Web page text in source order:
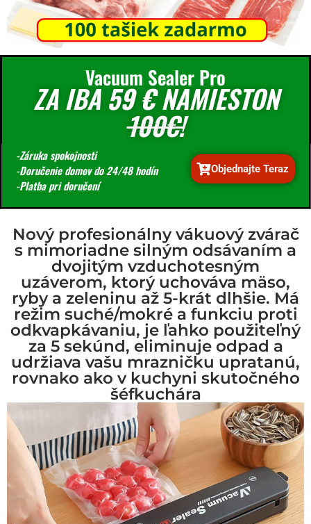
Vacuum Sealer Pro
ZA IBA59 €NAMIESTON
100€!
-Záruka spokojnosti
-Doručenie domov do 24/48 hodín
-Platba pri doručení
Objednajte Teraz
Nový profesionálny vákuový zvárač
s mimoriadne silným odsávaním a
dvojitým vzduchotesným
uzáverom, ktorý uchováva mäso,
ryby a zeleninu až 5-krát dlhšie. Má
režim suché/mokré a funkciu proti
odkvapkávaniu, je ľahko použiteľný
za 5 sekúnd, eliminuje odpad a
udržiava vašu mrazničku upratanú,
rovnako ako v kuchyni skutočného
šéfkuchára